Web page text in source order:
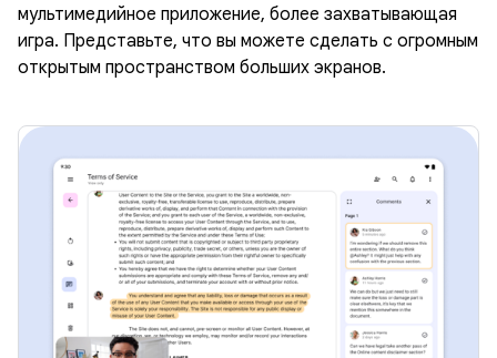
мультимедийное приложение, более захватывающая
игра. Представьте, что вы можете сделать с огромным
открытым пространством больших экранов.